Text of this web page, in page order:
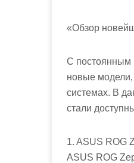
«Обзор
С постоянным
новые модели,
системах. В
стали
1. ASUS ROG
ASUS ROG